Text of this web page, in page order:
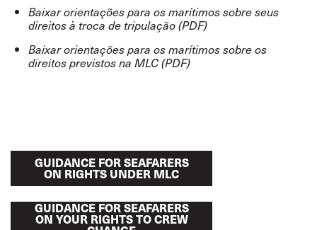
Baixar orientações para os marítimos sobre seus
direitos à troca de tripulação (PDF)
Baixar orientações para os marítimos sobre os
direitos previstos na MLC (PDF)
GUIDANCE FOR SEAFARERS
ON RIGHTS UNDER MLC
GUIDANCE FOR SEAFARERS
ON YOUR RIGHTS TO CREW